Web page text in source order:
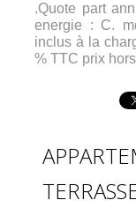
.Quote part
energie : C.
inclus à la
% TTC prix